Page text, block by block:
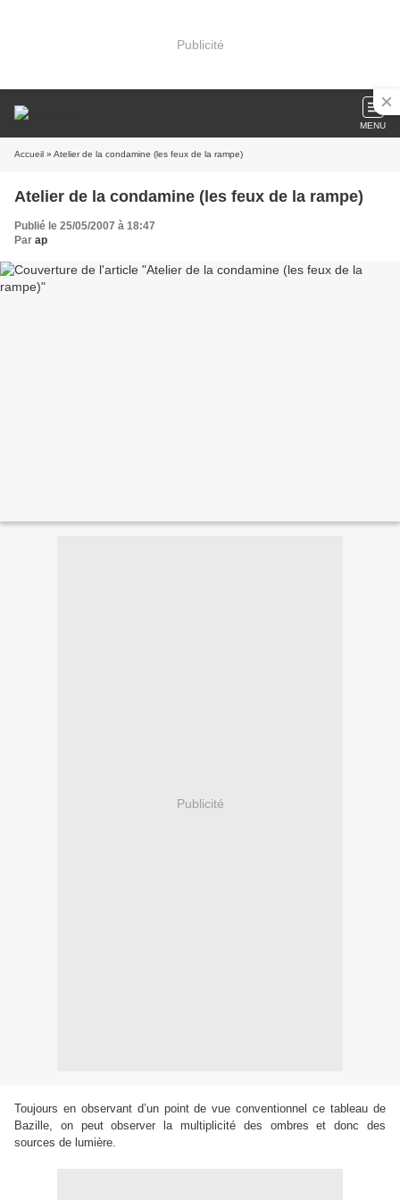
Publicité
MENU
Accueil » Atelier de la condamine (les feux de la rampe)
Atelier de la condamine (les feux de la rampe)
Publié le 25/05/2007 à 18:47
Par ap
Publicité
Toujours en observant d’un point de vue conventionnel ce tableau de
Bazille, on peut observer la multiplicité des ombres et donc des
sources de lumière.